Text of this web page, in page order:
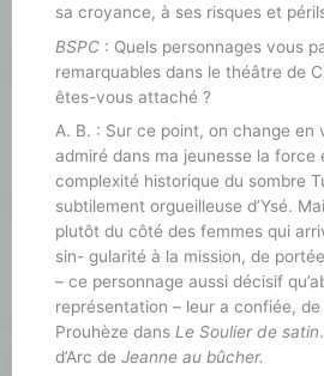
sa croyance, à ses risques et
BSPC : Quels personnages vous
remarquables dans le théâtre de
êtes-vous attaché ?
A. B. : Sur ce point, on change en
admiré dans ma jeunesse la force
complexité historique du sombre
subtilement orgueilleuse d’Ysé.
plutôt du côté des femmes qui
sin- gularité à la mission, de
– ce personnage aussi décisif
représentation – leur a confiée,
Prouhèze dans Le Soulier de satin
d’Arc de Jeanne au bûcher.